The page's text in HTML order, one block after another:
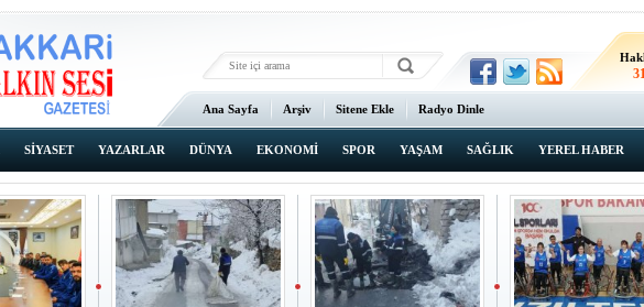
Ana Sayfa Arşiv Sitene Ekle Radyo Dinle
SİYASET YAZARLAR DÜNYA EKONOMİ SPOR YAŞAM SAĞLIK YEREL HABER